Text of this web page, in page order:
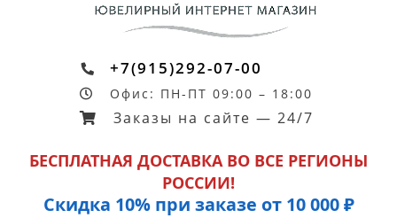
+7(915)292-07-00
Офис: ПН-ПТ 09:00 – 18:00
Заказы на сайте — 24/7
БЕСПЛАТНАЯ ДОСТАВКА ВО ВСЕ РЕГИОНЫ
РОССИИ!
Скидка 10% при заказе от 10 000 ₽